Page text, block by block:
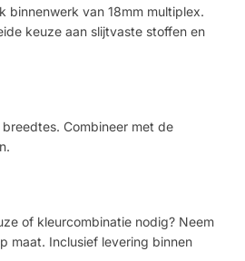
binnenwerk van 18mm multiplex.
keuze aan slijtvaste stoffen en
Combineer met de
of kleurcombinatie nodig? Neem
maat. Inclusief levering binnen